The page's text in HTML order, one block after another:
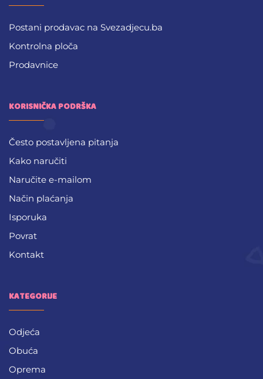
Postani prodavac na Svezadjecu.ba
Kontrolna ploča
Prodavnice
KORISNIČKA PODRŠKA
Često postavljena pitanja
Kako naručiti
Naručite e-mailom
Način plaćanja
Isporuka
Povrat
Kontakt
KATEGORIJE
Odjeća
Obuća
Oprema